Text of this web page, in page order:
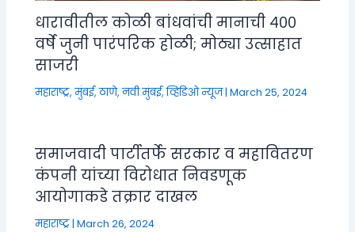
धारावीतील कोळी बांधवांची मानाची ४००
वर्षे जुनी पारंपरिक होळी; मोठ्या उत्साहात
साजरी
महाराष्ट्र,मुंबई, ठाणे, नवी मुंबई,व्हिडिओ न्यूज|March 25, 2024
समाजवादी पार्टीतर्फे सरकार व महावितरण
कंपनी यांच्या विरोधात निवडणूक
आयोगाकडे तक्रार दाखल
महाराष्ट्र|March 26, 2024